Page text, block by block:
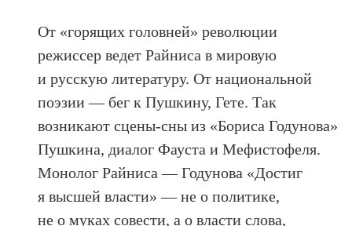
От «горящих головней» революции
режиссер ведет Райниса в мировую
и русскую литературу. От национальной
поэзии — бег к Пушкину, Гете. Так
возникают сцены-сны из «Бориса Годунова»
Пушкина, диалог Фауста и Мефистофеля.
Монолог Райниса — Годунова «Достиг
я высшей власти» — не о политике,
не о муках совести, а о власти слова,